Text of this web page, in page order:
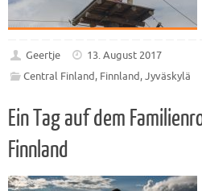
Geertje
13. August 2017
Central Finland, Finnland,Jyväskylä
Ein Tag auf dem
Finnland